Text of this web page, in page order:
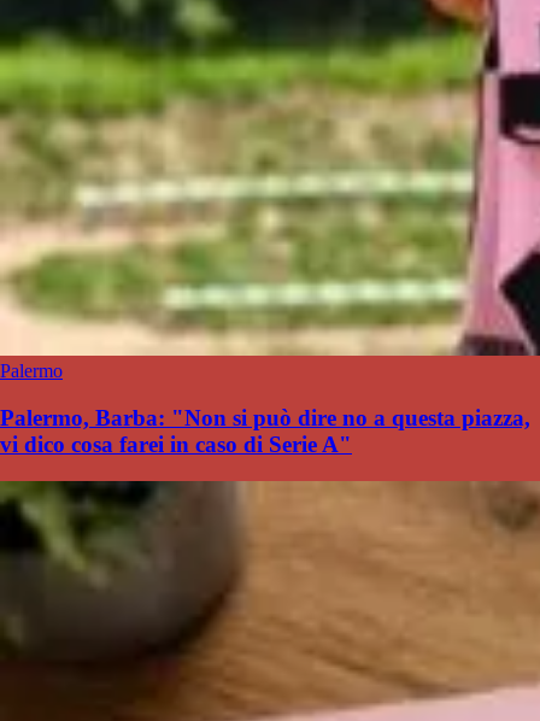
Palermo
Palermo, Barba: "Non si può dire no a questa piazza,
vi dico cosa farei in caso di Serie A"